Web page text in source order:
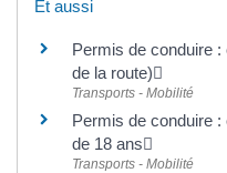
Et aussi
Permis de conduire
de la route)
Transports - Mobilité
Permis de conduire
de 18 ans
Transports - Mobilité